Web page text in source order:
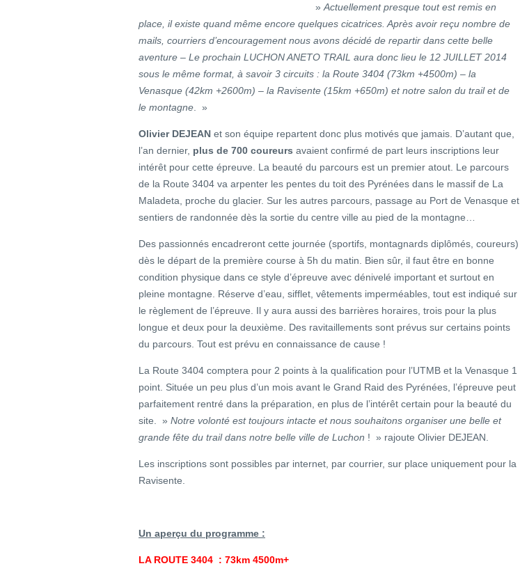
» Actuellement presque tout est remis en
place, il existe quand même encore quelques cicatrices. Après avoir reçu nombre de
mails, courriers d’encouragement nous avons décidé de repartir dans cette belle
aventure – Le prochain LUCHON ANETO TRAIL aura donc lieu le 12 JUILLET 2014
sous le même format, à savoir 3 circuits : la Route 3404 (73km +4500m) – la
Venasque (42km +2600m) – la Ravisente (15km +650m) et notre salon du trail et de
le montagne . »
Olivier DEJEAN et son équipe repartent donc plus motivés que jamais. D’autant que,
l’an dernier, plus de 700 coureurs avaient confirmé de part leurs inscriptions leur
intérêt pour cette épreuve. La beauté du parcours est un premier atout. Le parcours
de la Route 3404 va arpenter les pentes du toit des Pyrénées dans le massif de La
Maladeta, proche du glacier. Sur les autres parcours, passage au Port de Venasque et
sentiers de randonnée dès la sortie du centre ville au pied de la montagne…
Des passionnés encadreront cette journée (sportifs, montagnards diplômés, coureurs)
dès le départ de la première course à 5h du matin. Bien sûr, il faut être en bonne
condition physique dans ce style d’épreuve avec dénivelé important et surtout en
pleine montagne. Réserve d’eau, sifflet, vêtements imperméables, tout est indiqué sur
le règlement de l’épreuve. Il y aura aussi des barrières horaires, trois pour la plus
longue et deux pour la deuxième. Des ravitaillements sont prévus sur certains points
du parcours. Tout est prévu en connaissance de cause !
La Route 3404 comptera pour 2 points à la qualification pour l’UTMB et la Venasque 1
point. Située un peu plus d’un mois avant le Grand Raid des Pyrénées, l’épreuve peut
parfaitement rentré dans la préparation, en plus de l’intérêt certain pour la beauté du
site. » Notre volonté est toujours intacte et nous souhaitons organiser une belle et
grande fête du trail dans notre belle ville de Luchon ! » rajoute Olivier DEJEAN.
Les inscriptions sont possibles par internet, par courrier, sur place uniquement pour la
Ravisente.
Un aperçu du programme :
LA ROUTE 3404 : 73km 4500m+